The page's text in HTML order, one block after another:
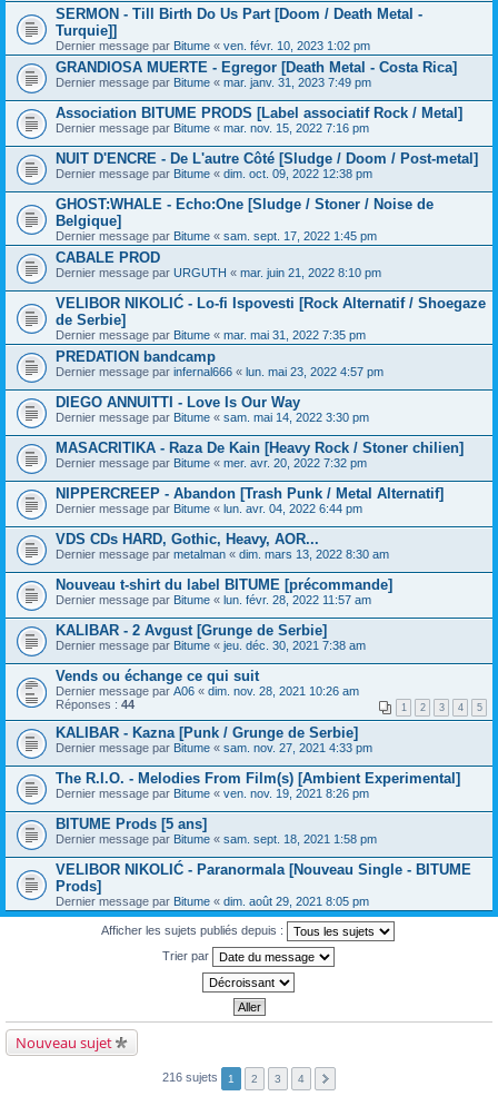
SERMON - Till Birth Do Us Part [Doom / Death Metal -
Turquie]]
Dernier message par Bitume « ven. févr. 10, 2023 1:02 pm
GRANDIOSA MUERTE - Egregor [Death Metal - Costa Rica]
Dernier message par Bitume « mar. janv. 31, 2023 7:49 pm
Association BITUME PRODS [Label associatif Rock / Metal]
Dernier message par Bitume « mar. nov. 15, 2022 7:16 pm
NUIT D'ENCRE - De L'autre Côté [Sludge / Doom / Post-metal]
Dernier message par Bitume « dim. oct. 09, 2022 12:38 pm
GHOST:WHALE - Echo:One [Sludge / Stoner / Noise de
Belgique]
Dernier message par Bitume « sam. sept. 17, 2022 1:45 pm
CABALE PROD
Dernier message par URGUTH « mar. juin 21, 2022 8:10 pm
VELIBOR NIKOLIĆ - Lo-fi Ispovesti [Rock Alternatif / Shoegaze
de Serbie]
Dernier message par Bitume « mar. mai 31, 2022 7:35 pm
PREDATION bandcamp
Dernier message par infernal666 « lun. mai 23, 2022 4:57 pm
DIEGO ANNUITTI - Love Is Our Way
Dernier message par Bitume « sam. mai 14, 2022 3:30 pm
MASACRITIKA - Raza De Kain [Heavy Rock / Stoner chilien]
Dernier message par Bitume « mer. avr. 20, 2022 7:32 pm
NIPPERCREEP - Abandon [Trash Punk / Metal Alternatif]
Dernier message par Bitume « lun. avr. 04, 2022 6:44 pm
VDS CDs HARD, Gothic, Heavy, AOR...
Dernier message par metalman « dim. mars 13, 2022 8:30 am
Nouveau t-shirt du label BITUME [précommande]
Dernier message par Bitume « lun. févr. 28, 2022 11:57 am
KALIBAR - 2 Avgust [Grunge de Serbie]
Dernier message par Bitume « jeu. déc. 30, 2021 7:38 am
Vends ou échange ce qui suit
Dernier message par A06 « dim. nov. 28, 2021 10:26 am
Réponses : 44 1 2 3 4 5
KALIBAR - Kazna [Punk / Grunge de Serbie]
Dernier message par Bitume « sam. nov. 27, 2021 4:33 pm
The R.I.O. - Melodies From Film(s) [Ambient Experimental]
Dernier message par Bitume « ven. nov. 19, 2021 8:26 pm
BITUME Prods [5 ans]
Dernier message par Bitume « sam. sept. 18, 2021 1:58 pm
VELIBOR NIKOLIĆ - Paranormala [Nouveau Single - BITUME
Prods]
Dernier message par Bitume « dim. août 29, 2021 8:05 pm
Afficher les sujets publiés depuis :
Trier par
Nouveau sujet
216 sujets 1 2 3 4